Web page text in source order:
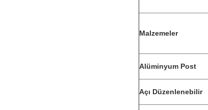
Malzemeler
Alüminyum Post
Açı Düzenlenebilir